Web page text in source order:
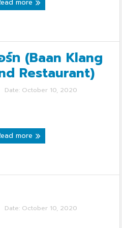
more
ร์ท (Baan Klang
Restaurant)
Date: October 10, 2020
more
Date: October 10, 2020